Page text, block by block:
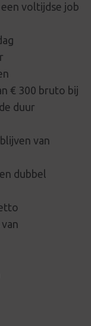
voltijdse job
€ 300 bruto bij
duur
van
dubbel